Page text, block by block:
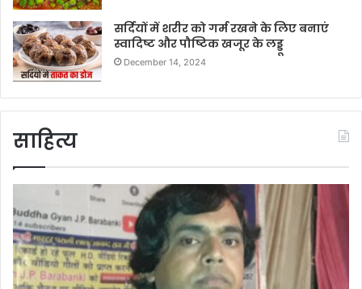
सर्दियों में शरीर को गर्म रखने के लिए बनाएं
स्वादिष्ट और पौष्टिक खजूर के लड्डू
December 14, 2024
साहित्य